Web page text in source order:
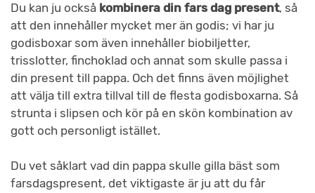
Du kan ju också kombinera din fars dag present, så
att den innehåller mycket mer än godis; vi har ju
godisboxar som även innehåller biobiljetter,
trisslotter, finchoklad och annat som skulle passa i
din present till pappa. Och det finns även möjlighet
att välja till extra tillval till de flesta godisboxarna. Så
strunta i slipsen och kör på en skön kombination av
gott och personligt istället.
Du vet såklart vad din pappa skulle gilla bäst som
farsdagspresent, det viktigaste är ju att du får